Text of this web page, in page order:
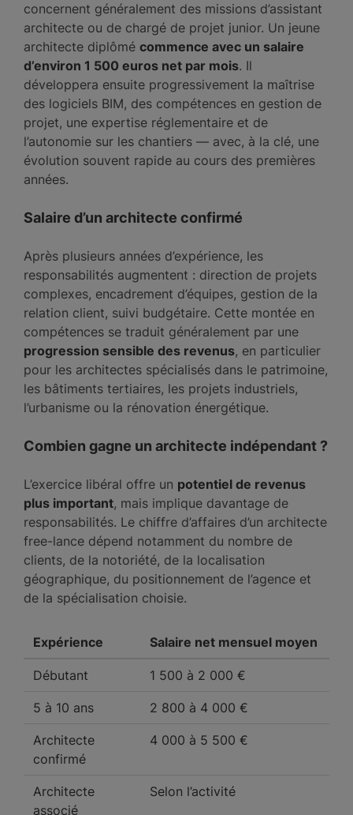
concernent généralement des missions d’assistant
architecte ou de chargé de projet junior. Un jeune
architecte diplômé commence avec un salaire
d’environ 1 500 euros net par mois. Il
développera ensuite progressivement la maîtrise
des logiciels BIM, des compétences en gestion de
projet, une expertise réglementaire et de
l’autonomie sur les chantiers — avec, à la clé, une
évolution souvent rapide au cours des premières
années.
Salaire d’un architecte confirmé
Après plusieurs années d’expérience, les
responsabilités augmentent : direction de projets
complexes, encadrement d’équipes, gestion de la
relation client, suivi budgétaire. Cette montée en
compétences se traduit généralement par une
progression sensible des revenus, en particulier
pour les architectes spécialisés dans le patrimoine,
les bâtiments tertiaires, les projets industriels,
l’urbanisme ou la rénovation énergétique.
Combien gagne un architecte indépendant ?
L’exercice libéral offre un potentiel de revenus
plus important, mais implique davantage de
responsabilités. Le chiffre d’affaires d’un architecte
free-lance dépend notamment du nombre de
clients, de la notoriété, de la localisation
géographique, du positionnement de l’agence et
de la spécialisation choisie.
Expérience Salaire net mensuel moyen
Débutant 1 500 à 2 000 €
5 à 10 ans 2 800 à 4 000 €
Architecte
confirmé
4 000 à 5 500 €
Architecte
associé
Selon l’activité